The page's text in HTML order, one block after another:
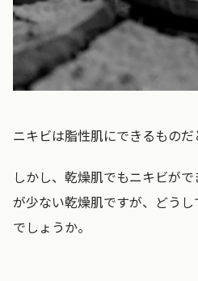
ニキビは脂性肌にできるものだ
しかし、乾燥肌でもニキビが
が少ない乾燥肌ですが、どう
でしょうか。